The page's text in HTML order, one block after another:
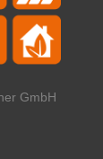
GmbH